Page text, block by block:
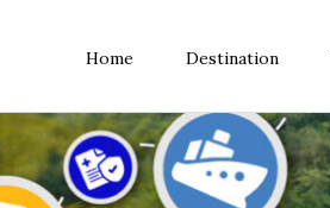
Home Destination